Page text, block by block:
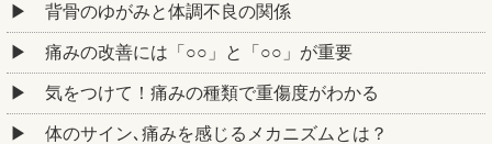
背骨のゆがみと体調不良の関係
痛みの改善には「○○」と「○○」が重要
気をつけて！痛みの種類で重傷度がわかる
体のサイン､痛みを感じるメカニズムとは？